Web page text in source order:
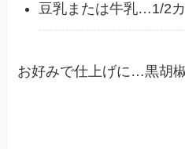
豆乳または牛乳…1/2カ
お好みで仕上げに…黒胡